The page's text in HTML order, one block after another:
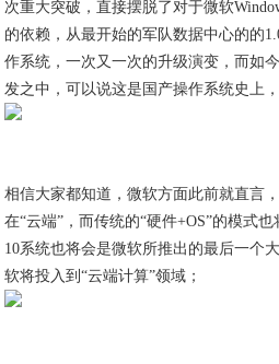
次重大突破，直接摆脱了对于微软
的依赖，从最开始的军队数据中心的的
作系统，一次又一次的升级演变，而如
发之中，可以说这是国产操作系统史上
相信大家都知道，微软方面此前就直言
在“云端”，而传统的“硬件+OS”的模式
10系统也将会是微软所推出的最后一个
软将投入到“云端计算”领域；